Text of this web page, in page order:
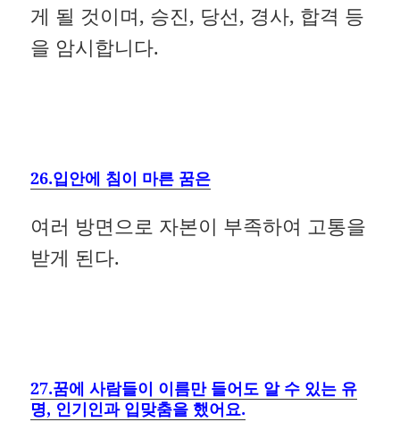
게 될 것이며, 승진, 당선, 경사, 합격 등
을 암시합니다.
26.입안에 침이 마른 꿈은
여러 방면으로 자본이 부족하여 고통을
받게 된다.
27.꿈에 사람들이 이름만 들어도 알 수 있는 유
명, 인기인과 입맞춤을 했어요.